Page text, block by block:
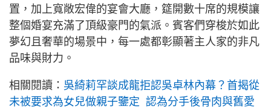
置，加上寬敞宏偉的宴會大廳，筵開數十席的規模讓
整個婚宴充滿了頂級豪門的氣派。賓客們穿梭於如此
夢幻且奢華的場景中，每一處都彰顯著主人家的非凡
品味與財力。
相關閱讀： 吳綺莉罕談成龍拒認吳卓林內幕？首揭從
未被要求為女兒做親子鑒定 認為分手後骨肉與舊愛